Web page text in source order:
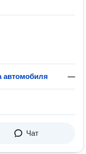
автомобиля —
Чат